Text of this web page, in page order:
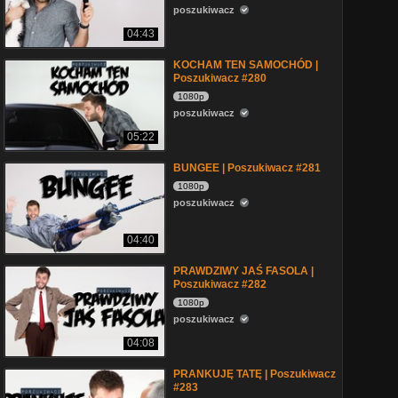
04:43
poszukiwacz
05:22
KOCHAM TEN SAMOCHÓD |
Poszukiwacz #280
1080p
poszukiwacz
04:40
BUNGEE | Poszukiwacz #281
1080p
poszukiwacz
04:08
PRAWDZIWY JAŚ FASOLA |
Poszukiwacz #282
1080p
poszukiwacz
PRANKUJĘ TATĘ | Poszukiwacz
#283